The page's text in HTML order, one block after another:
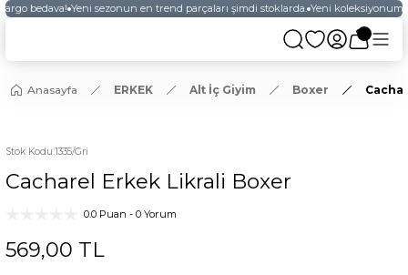
bedava! Yeni sezonun en trend parçaları şimdi stoklarda. Yeni
Anasayfa ERKEK Alt İç Giyim Boxer
Stok Kodu:1335/Gri
Cacharel Erkek Likrali Boxer
0.0 Puan - 0 Yorum
569,00 TL